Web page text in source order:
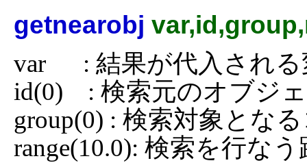
getnearobj
var      : 結果が代入され
id(0)    : 検索元のオブジ
group(0) : 検索対象とな
range(10.0): 検索を行な